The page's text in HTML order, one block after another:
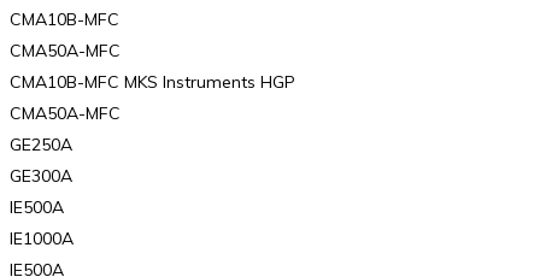
CMA10B-MFC
CMA50A-MFC
CMA10B-MFC MKS Instruments HGP
CMA50A-MFC
GE250A
GE300A
IE500A
IE1000A
IE500A